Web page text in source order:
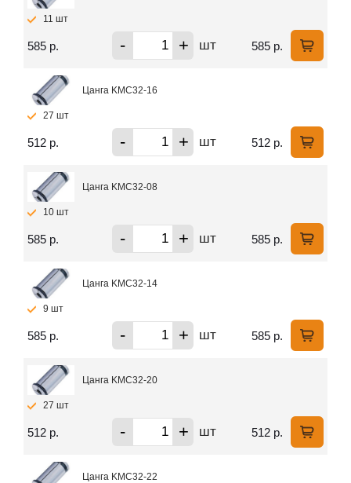
11 шт
585 р. - + шт 585 р.
Цанга KMC32-16
27 шт
512 р. - + шт 512 р.
Цанга KMC32-08
10 шт
585 р. - + шт 585 р.
Цанга KMC32-14
9 шт
585 р. - + шт 585 р.
Цанга KMC32-20
27 шт
512 р. - + шт 512 р.
Цанга KMC32-22